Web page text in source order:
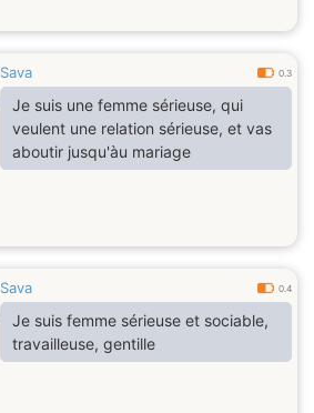
Sava 0.3
Je suis une femme sérieuse, qui
veulent une relation sérieuse, et vas
aboutir jusqu'àu mariage
Sava 0.4
Je suis femme sérieuse et sociable,
travailleuse, gentille